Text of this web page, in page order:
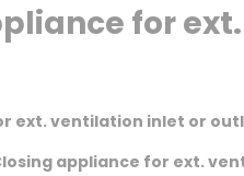
for
ext. ventilation inlet or
appliance for ext.